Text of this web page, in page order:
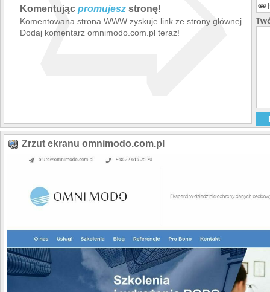
Komentując promujesz stronę!
Komentowana strona WWW zyskuje link ze strony głównej.
Dodaj komentarz omnimodo.com.pl teraz!
Zrzut ekranu omnimodo.com.pl